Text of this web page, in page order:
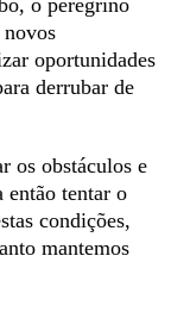
novos
oportunidades
derrubar de
os obstáculos e
tentar o
condições,
mantemos